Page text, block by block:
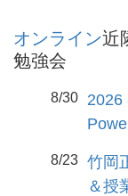
オンライン近
勉強会
8/30
2026
8/23 竹岡
＆授